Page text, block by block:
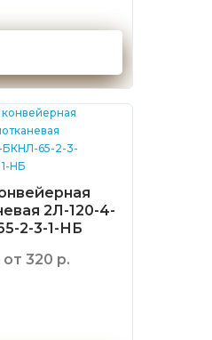
2Л-120-4-
2-3-1-НБ
от 320 р.